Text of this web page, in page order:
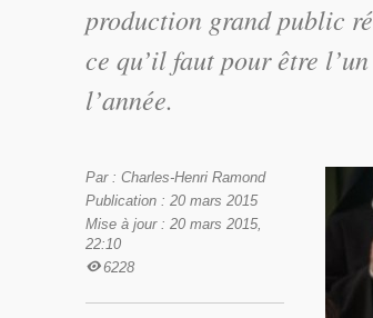
production grand public
ce qu’il faut pour être
l’année.
Par : Charles-Henri Ramond
Publication : 20 mars 2015
Mise à jour : 20 mars 2015,
22:10
6228